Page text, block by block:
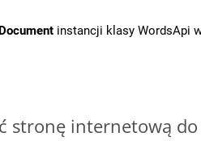
instancji klasy WordsApi
stronę internetową